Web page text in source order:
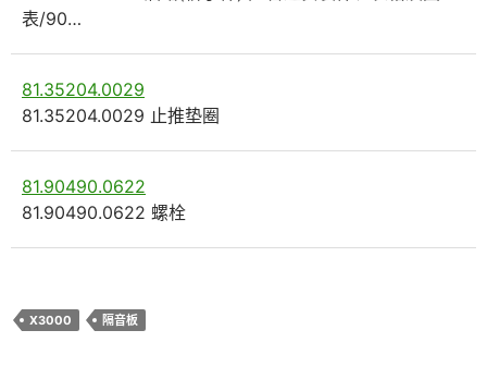
表/90…
81.35204.0029
81.35204.0029 止推垫圈
81.90490.0622
81.90490.0622 螺栓
X3000 隔音板